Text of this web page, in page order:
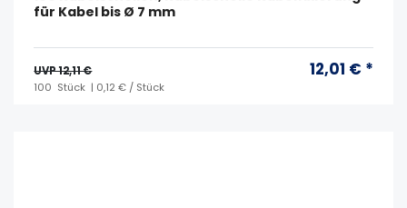
für Kabel bis Ø 7 mm
UVP 12,11 € 12,01 € *
100 Stück | 0,12 € / Stück